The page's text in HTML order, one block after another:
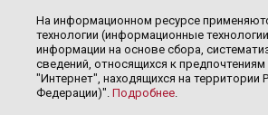
На информационном ресурсе
технологии (информационные
информации на основе сбора,
сведений, относящихся к
"Интернет", находящихся на территории
Федерации)". Подробнее.